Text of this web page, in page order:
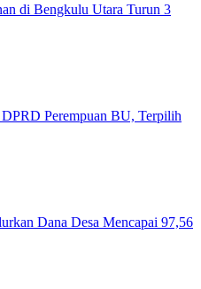
di Bengkulu Utara Turun 3
Perempuan BU, Terpilih
Dana Desa Mencapai 97,56